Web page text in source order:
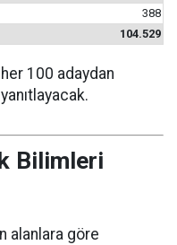
388
104.529
100 adaydan
yanıtlayacak.
Bilimleri
alanlara göre